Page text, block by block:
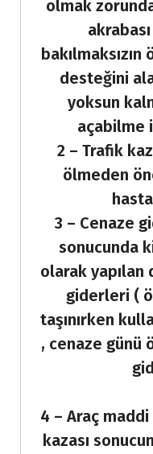
olmak
desteğini
yoksun
açabilme
2 – Trafik
ölmeden
3 – Cenaze
sonucunda
olarak
giderleri (
taşınırken
, cenaze günü
4 – Araç
kazası